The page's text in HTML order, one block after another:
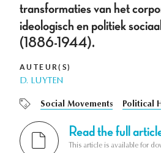
transformaties van het
ideologisch en politiek
(1886-1944).
AUTEUR(S)
D. LUYTEN
Social Movements Political
Read the full
This article is available for